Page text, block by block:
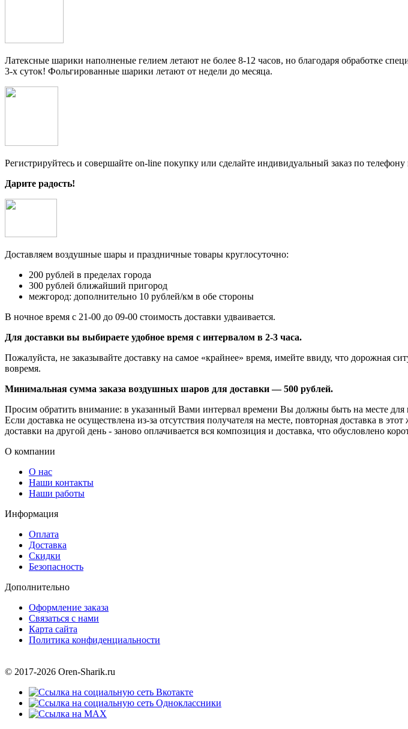
Латексные шарики наполненые гелием летают не более 8-12 часов, но благодаря обработке
3-х суток! Фольгированные шарики летают от недели до месяца.
Регистрируйтесь и совершайте on-line покупку или сделайте индивидуальный заказ по телефону
Дарите радость!
Доставляем воздушные шары и праздничные товары круглосуточно:
200 рублей в пределах города
300 рублей ближайший пригород
межгород: дополнительно 10 рублей/км в обе стороны
В ночное время с 21-00 до 09-00 стоимость доставки удваивается.
Для доставки вы выбираете удобное время с интервалом в 2-3 часа.
Пожалуйста, не заказывайте доставку на самое «крайнее» время, имейте ввиду, что дорожная
вовремя.
Минимальная сумма заказа воздушных шаров для доставки — 500 рублей.
Просим обратить внимание: в указанный Вами интервал времени Вы должны быть на месте для
Если доставка не осуществлена из-за отсутствия получателя на месте, повторная доставка в
доставки на другой день - заново оплачивается вся композиция и доставка, что обусловлено
О компании
О нас
Наши контакты
Наши работы
Информация
Оплата
Доставка
Скидки
Безопасность
Дополнительно
Оформление заказа
Связаться с нами
Карта сайта
Политика конфиденциальности
© 2017-2026 Oren-Sharik.ru